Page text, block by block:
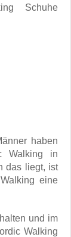
Schuhe
haben
Walking in
das liegt, ist
eine
und im
Walking